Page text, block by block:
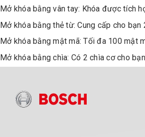
Mở khóa bằng vân tay: Khóa được tích
Mở khóa bằng thẻ từ: Cung cấp cho bạn
Mở khóa bằng mật mã: Tối đa 100 mật
Mở khóa bằng chìa: Có 2 chìa cơ cho